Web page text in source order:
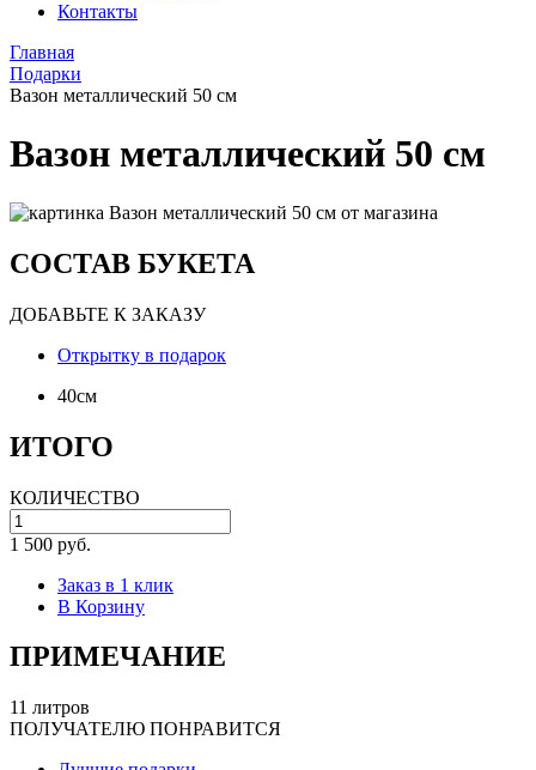
Контакты
Главная
Подарки
Вазон металлический 50 см
Вазон металлический 50 см
СОСТАВ БУКЕТА
ДОБАВЬТЕ К ЗАКАЗУ
Открытку в подарок
40см
ИТОГО
КОЛИЧЕСТВО
1 500 руб.
Заказ в 1 клик
В Корзину
ПРИМЕЧАНИЕ
11 литров
ПОЛУЧАТЕЛЮ ПОНРАВИТСЯ